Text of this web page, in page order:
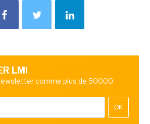
LMI
comme plus de 50000
OK